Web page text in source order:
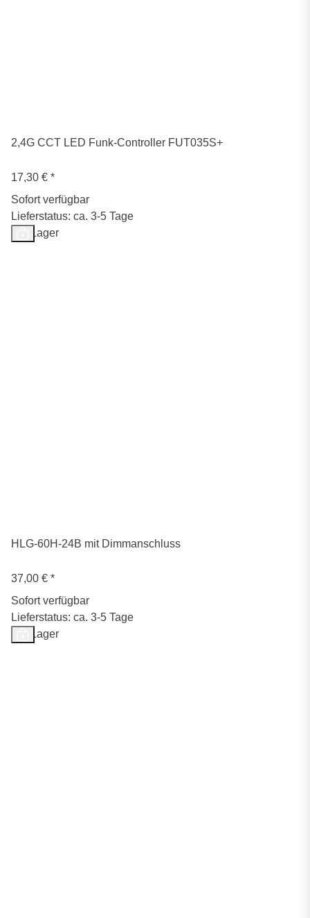
2,4G CCT LED Funk-Controller FUT035S+
17,30 € *
Sofort verfügbar
Lieferstatus: ca. 3-5 Tage
Auf Lager
HLG-60H-24B mit Dimmanschluss
37,00 € *
Sofort verfügbar
Lieferstatus: ca. 3-5 Tage
Auf Lager